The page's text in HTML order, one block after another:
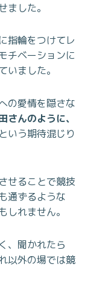
ました。
指輪をつけてレ
チベーションに
いました。
の愛情を隠さな
さんのように、
いう期待混じり
せることで競技
通ずるような
しれません。
、聞かれたら
以外の場では競